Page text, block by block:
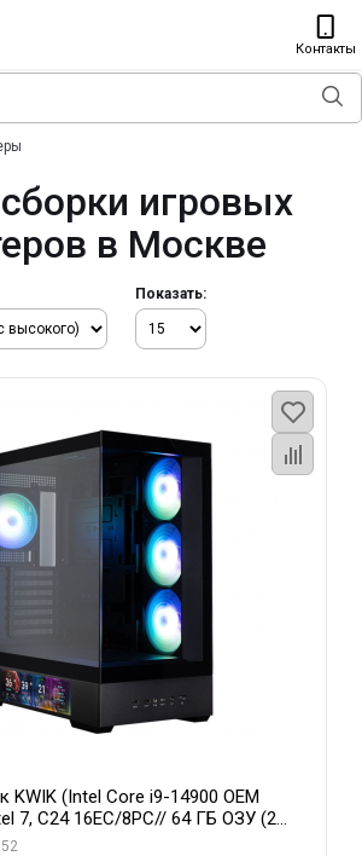
Контакты
игровых
в Москве
Показать:
KWIK (Intel Core i9-14900 OEM
7, C24 16EC/8PC// 64 ГБ ОЗУ (2
GAMINGPRO OC 16GB GDDR7